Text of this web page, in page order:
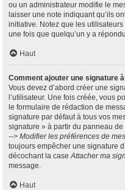
ou un administrateur modifie le
laisser une note indiquant qu’ils
initiative. Notez que les
une fois que quelqu’un y a
Haut
Comment ajouter une signature
Vous devez d’abord créer une
l’utilisateur. Une fois créée, vous
le formulaire de rédaction de
signature par défaut à tous vos
signature » à partir du panneau de
--> Modifier les préférences de
toujours empêcher une signature
décochant la caseAttacher ma
message.
Haut